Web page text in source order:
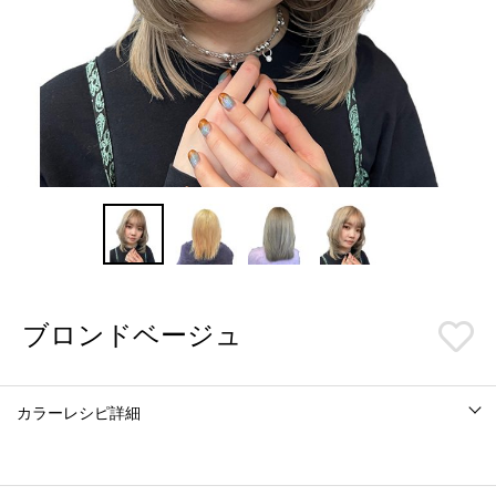
ブロンドベージュ
カラーレシピ詳細